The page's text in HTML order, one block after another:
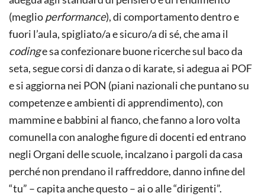
(meglioperformance), di comportamento dentro e
fuori l’aula, spigliato/a e sicuro/a di sé, che ama il
codinge sa confezionare buone ricerche sul baco da
seta, segue corsi di danza o di karate, si adegua ai POF
e si aggiorna nei PON (piani nazionali che puntano su
competenze e ambienti di apprendimento), con
mammine e babbini al fianco, che fanno a loro volta
comunella con analoghe figure di do­centi ed entrano
negli Organi delle scuole, incalzano i pargoli da casa
perché non prendano il raffreddore, danno infine del
“tu” – capita anche questo – ai o alle “dirigenti”.